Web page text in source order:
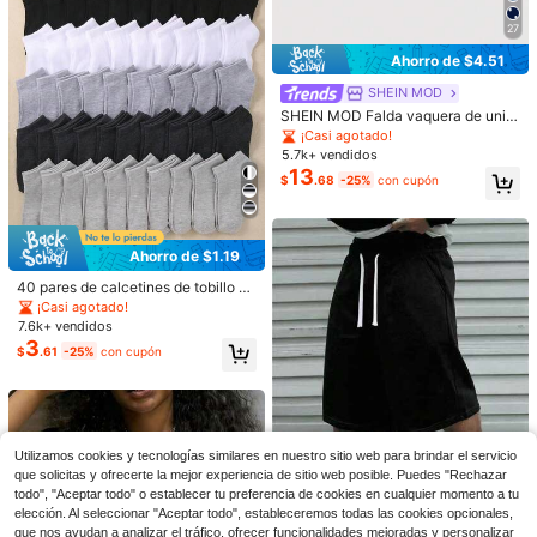
Ahorro de $1.19
40 pares de calcetines de tobillo pa
ra niños, calcetines cortos para niñ
os, calcetines descalzos, calcetine
s deportivos, negro, blanco, gris osc
uro, gris claro, adecuados para niño
es, cómodos, suaves y amigables c
on la piel, para uso diario/casual, re
greso a la escuela
¡Casi agotado!
7.6k+ vendidos
$3.61 -25% con cupón
27
Ahorro de $4.51
SHEIN MOD
SHEIN MOD Falda vaquera de unic
olor, de moda casual y versátil con
presillas para cinturón para mujer
¡Casi agotado!
5.7k+ vendidos
$13.68 -25% con cupón
Utilizamos cookies y tecnologías similares en nuestro sitio web para brindar el servicio
que solicitas y ofrecerte la mejor experiencia de sitio web posible. Puedes "Rechazar
todo", "Aceptar todo" o establecer tu preferencia de cookies en cualquier momento a tu
elección. Al seleccionar "Aceptar todo", estableceremos todas las cookies opcionales,
que nos ayudan a analizar el tráfico, ofrecer funcionalidades mejoradas y personalizar